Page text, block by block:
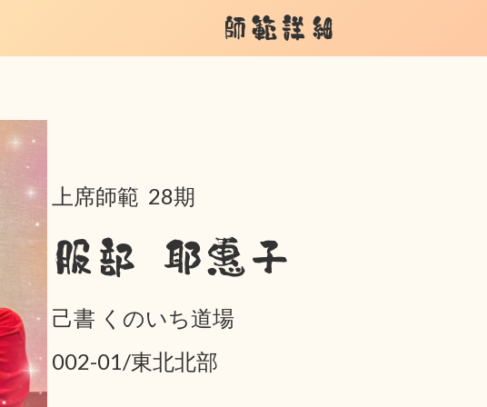
師範詳細
上席師範 28期
服部 耶惠子
己書 くのいち道場
002-01/東北北部